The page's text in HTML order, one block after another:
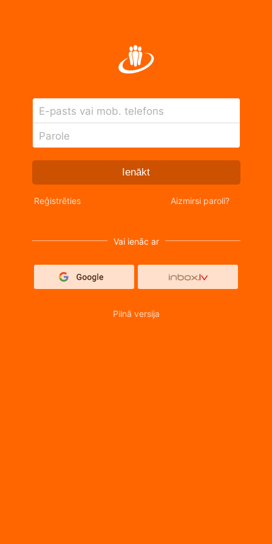
E-pasts vai mob. telefons
Parole
Ienākt
Reģistrēties Aizmirsi paroli?
Vai ienāc ar
Pilnā versija